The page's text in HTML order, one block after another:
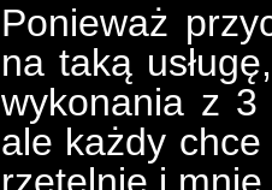
Ponieważ
na taką
wykonania z
ale każdy